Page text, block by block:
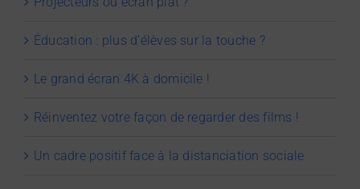
Éducation : plus d’élèves sur la touche ?
Le grand écran 4K à domicile !
Réinventez votre façon de regarder des films !
Un cadre positif face à la distanciation sociale